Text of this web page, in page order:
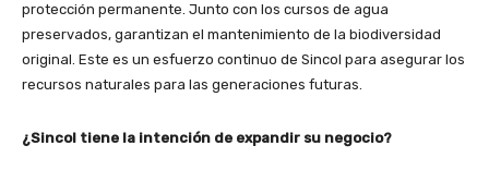
protección permanente. Junto con los cursos de agua
preservados, garantizan el mantenimiento de la biodiversidad
original. Este es un esfuerzo continuo de Sincol para asegurar los
recursos naturales para las generaciones futuras.
¿Sincol tiene la intención de expandir su negocio?